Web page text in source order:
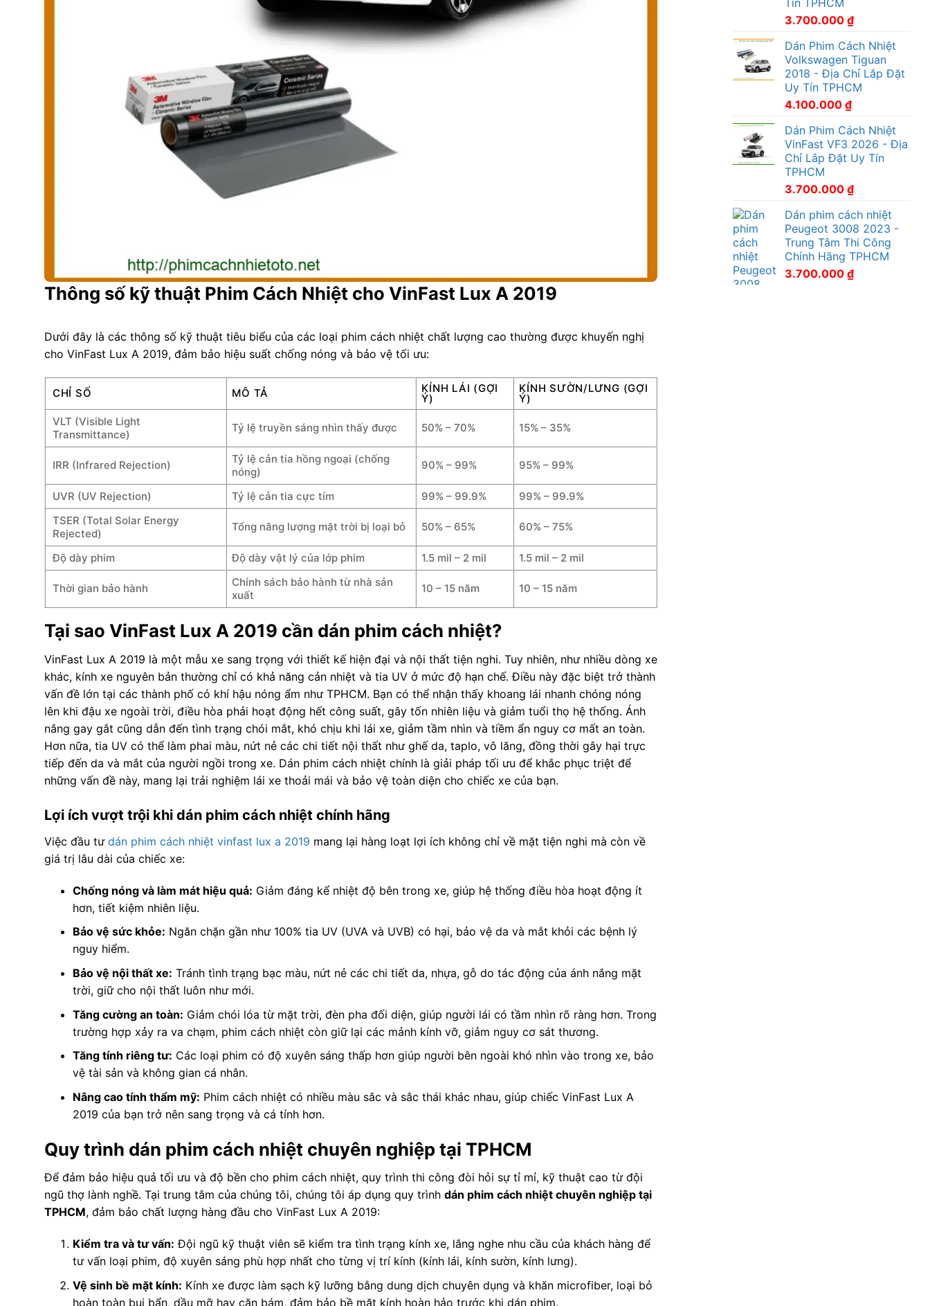
Thông số kỹ thuật Phim Cách Nhiệt cho VinFast Lux A 2019
Dưới đây là các thông số kỹ thuật tiêu biểu của các loại phim cách nhiệt chất lượng cao thường được khuyến nghị
cho VinFast Lux A 2019, đảm bảo hiệu suất chống nóng và bảo vệ tối ưu:
CHỈ SỐ MÔ TẢ KÍNH LÁI (GỢI
Ý)
KÍNH SƯỜN/LƯNG (GỢI
Ý)
VLT (Visible Light
Transmittance)
Tỷ lệ truyền sáng nhìn thấy được 50% – 70% 15% – 35%
IRR (Infrared Rejection)
Tỷ lệ cản tia hồng ngoại (chống
nóng)
90% – 99% 95% – 99%
UVR (UV Rejection) Tỷ lệ cản tia cực tím 99% – 99.9%
99% – 99.9%
TSER (Total Solar Energy
Rejected)
Tổng năng lượng mặt trời bị loại bỏ 50% – 65% 60% – 75%
Độ dày phim Độ dày vật lý của lớp phim 1.5 mil – 2 mil 1.5 mil – 2 mil
Thời gian bảo hành
Chính sách bảo hành từ nhà sản
xuất
10 – 15 năm 10 – 15 năm
Tại sao VinFast Lux A 2019 cần dán phim cách nhiệt?
VinFast Lux A 2019 là một mẫu xe sang trọng với thiết kế hiện đại và nội thất tiện nghi. Tuy nhiên, như nhiều dòng xe
khác, kính xe nguyên bản thường chỉ có khả năng cản nhiệt và tia UV ở mức độ hạn chế. Điều này đặc biệt trở thành
vấn đề lớn tại các thành phố có khí hậu nóng ẩm như TPHCM. Bạn có thể nhận thấy khoang lái nhanh chóng nóng
lên khi đậu xe ngoài trời, điều hòa phải hoạt động hết công suất, gây tốn nhiên liệu và giảm tuổi thọ hệ thống. Ánh
nắng gay gắt cũng dẫn đến tình trạng chói mắt, khó chịu khi lái xe, giảm tầm nhìn và tiềm ẩn nguy cơ mất an toàn.
Hơn nữa, tia UV có thể làm phai màu, nứt nẻ các chi tiết nội thất như ghế da, taplo, vô lăng, đồng thời gây hại trực
tiếp đến da và mắt của người ngồi trong xe. Dán phim cách nhiệt chính là giải pháp tối ưu để khắc phục triệt để
những vấn đề này, mang lại trải nghiệm lái xe thoải mái và bảo vệ toàn diện cho chiếc xe của bạn.
Lợi ích vượt trội khi dán phim cách nhiệt chính hãng
Việc đầu tư dán phim cách nhiệt vinfast lux a 2019 mang lại hàng loạt lợi ích không chỉ về mặt tiện nghi mà còn về
giá trị lâu dài của chiếc xe:
Chống nóng và làm mát hiệu quả: Giảm đáng kể nhiệt độ bên trong xe, giúp hệ thống điều hòa hoạt động ít
hơn, tiết kiệm nhiên liệu.
Bảo vệ sức khỏe: Ngăn chặn gần như 100% tia UV (UVA và UVB) có hại, bảo vệ da và mắt khỏi các bệnh lý
nguy hiểm.
Bảo vệ nội thất xe: Tránh tình trạng bạc màu, nứt nẻ các chi tiết da, nhựa, gỗ do tác động của ánh nắng mặt
trời, giữ cho nội thất luôn như mới.
Tăng cường an toàn: Giảm chói lóa từ mặt trời, đèn pha đối diện, giúp người lái có tầm nhìn rõ ràng hơn. Trong
trường hợp xảy ra va chạm, phim cách nhiệt còn giữ lại các mảnh kính vỡ, giảm nguy cơ sát thương.
Tăng tính riêng tư: Các loại phim có độ xuyên sáng thấp hơn giúp người bên ngoài khó nhìn vào trong xe, bảo
vệ tài sản và không gian cá nhân.
Nâng cao tính thẩm mỹ: Phim cách nhiệt có nhiều màu sắc và sắc thái khác nhau, giúp chiếc VinFast Lux A
2019 của bạn trở nên sang trọng và cá tính hơn.
Quy trình dán phim cách nhiệt chuyên nghiệp tại TPHCM
Để đảm bảo hiệu quả tối ưu và độ bền cho phim cách nhiệt, quy trình thi công đòi hỏi sự tỉ mỉ, kỹ thuật cao từ đội
ngũ thợ lành nghề. Tại trung tâm của chúng tôi, chúng tôi áp dụng quy trình dán phim cách nhiệt chuyên nghiệp tại
TPHCM, đảm bảo chất lượng hàng đầu cho VinFast Lux A 2019:
Kiểm tra và tư vấn: Đội ngũ kỹ thuật viên sẽ kiểm tra tình trạng kính xe, lắng nghe nhu cầu của khách hàng để
tư vấn loại phim, độ xuyên sáng phù hợp nhất cho từng vị trí kính (kính lái, kính sườn, kính lưng).
Vệ sinh bề mặt kính: Kính xe được làm sạch kỹ lưỡng bằng dung dịch chuyên dụng và khăn microfiber, loại bỏ
hoàn toàn bụi bẩn, dầu mỡ hay cặn bám, đảm bảo bề mặt kính hoàn hảo trước khi dán phim.
Tín TPHCM
3.700.000 ₫
Dán Phim Cách Nhiệt
Volkswagen Tiguan
2018 - Địa Chỉ Lắp Đặt
Uy Tín TPHCM
4.100.000 ₫
Dán Phim Cách Nhiệt
VinFast VF3 2026 - Địa
Chỉ Lắp Đặt Uy Tín
TPHCM
3.700.000 ₫
Dán phim cách nhiệt
Peugeot 3008 2023 -
Trung Tâm Thi Công
Chính Hãng TPHCM
3.700.000 ₫